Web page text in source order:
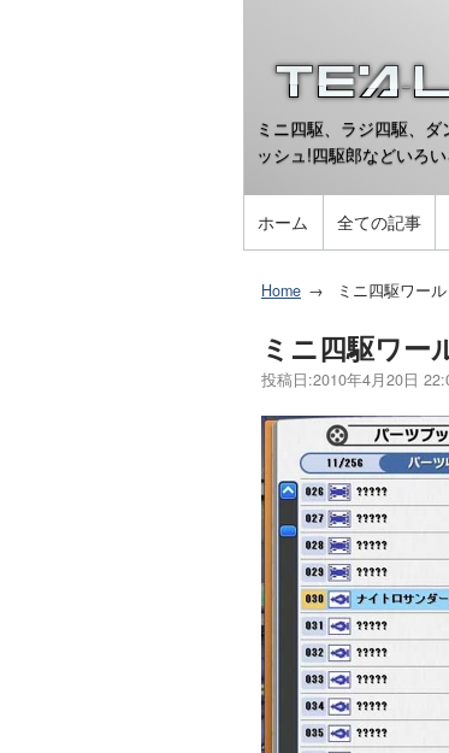
ミニ四駆、ラジ四駆、
ッシュ!四駆郎などいろい
ホーム 全ての記事
Home ミニ四駆ワー
ミニ四駆ワー
投稿日:2010年4月20日